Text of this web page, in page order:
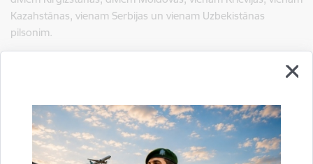
Kazahstānas, vienam Serbijas un vienam Uzbekistānas
pilsonim.
Jolanta Babiško
Valsts robežsardzes Galvenās pārvaldes Stratēģiskās attīstības
un sabiedrisko attiecību nodaļas vecākā speciāliste